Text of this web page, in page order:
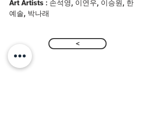
Art Artists : 손석영, 이연우, 이승원, 한
예솔, 박나래
>